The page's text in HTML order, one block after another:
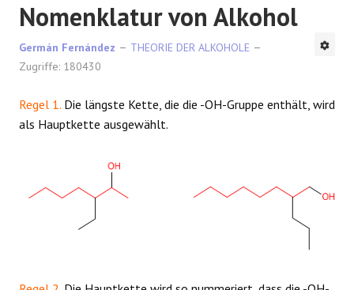
Nomenklatur von Alkohol
Germán Fernández
THEORIE DER ALKOHOLE
Zugriffe: 180430
Regel 1. Die längste Kette, die die -OH-Gruppe enthält, wird
als Hauptkette ausgewählt.